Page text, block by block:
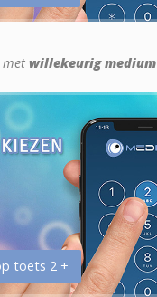
met willekeurig medium
toets 2 +